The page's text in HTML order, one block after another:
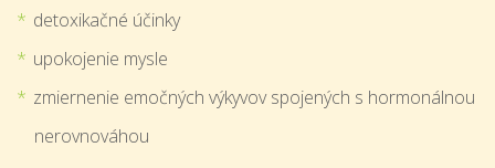
detoxikačné účinky
upokojenie mysle
zmiernenie emočných výkyvov spojených s hormonálnou
nerovnováhou